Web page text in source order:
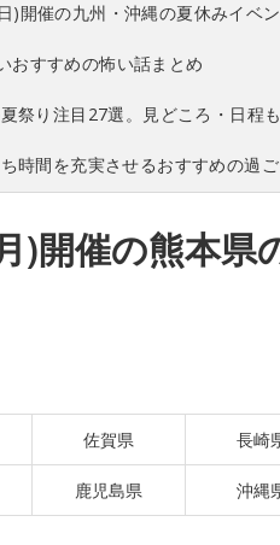
)開催の九州・沖縄の夏休みイベ
おすすめの怖い話まとめ
祭り注目27選。見どころ・日程
時間を充実させるおすすめの過
)開催の熊本県
佐賀県 長崎
鹿児島県 沖縄